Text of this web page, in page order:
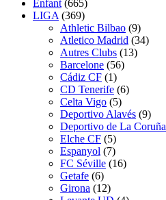
Enfant (665)
LIGA (369)
Athletic Bilbao (9)
Atletico Madrid (34)
Autres Clubs (13)
Barcelone (56)
Cádiz CF (1)
CD Tenerife (6)
Celta Vigo (5)
Deportivo Alavés (9)
Deportivo de La Coruña
Elche CF (5)
Espanyol (7)
FC Séville (16)
Getafe (6)
Girona (12)